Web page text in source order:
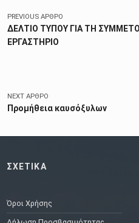
PREVIOUS ΆΡΘΡΟ
ΔΕΛΤΙΟ ΤΥΠΟΥ ΓΙΑ ΤΗ
ΕΡΓΑΣΤΗΡΙΟ
NEXT ΆΡΘΡΟ
Προμήθεια καυσόξυλων
ΣΧΕΤΙΚΑ
Όροι Χρήσης